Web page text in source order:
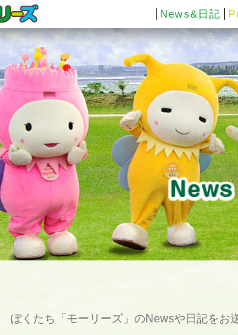
News&日記
ぼくたち「モーリーズ」のNewsや日記をお